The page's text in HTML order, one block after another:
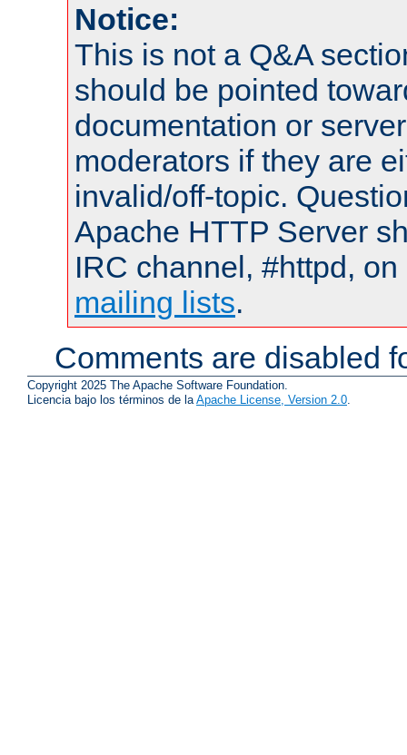
Notice:
This is not a Q&A
should be pointed
documentation or
moderators if they are
invalid/off-topic.
Apache HTTP Server
IRC channel, #httpd,
mailing lists.
Comments are disabled
Copyright 2025 The Apache Software Foundation.
Licencia bajo los términos de laApache License, Version 2.0.